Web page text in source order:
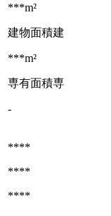
***m²
建物面積建
***m²
専有面積専
-
****
****
****